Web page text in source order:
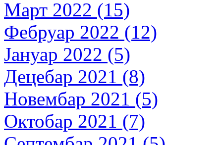
Март 2022 (15)
Фебруар 2022 (12)
Јануар 2022 (5)
Децебар 2021 (8)
Новембар 2021 (5)
Октобар 2021 (7)